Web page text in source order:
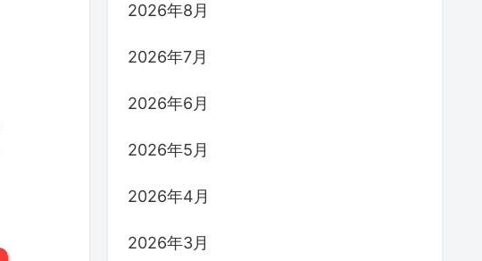
2026年8月
2026年7月
2026年6月
2026年5月
2026年4月
2026年3月